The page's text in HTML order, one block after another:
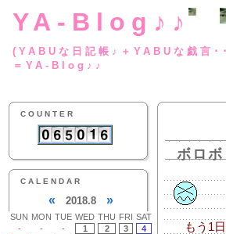
YA-Blog♪♪
(YABUな日記帳♪
＝YA-Blog♪♪
COUNTER
CALENDAR
« 2018.8 »
SUN MON TUE WED THU FRI SAT
-
- - 1 2 3
4
ボロ
もう1日